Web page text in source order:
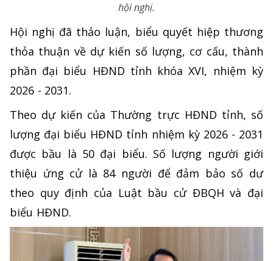
hội nghị.
Hội nghị đã thảo luận, biểu quyết hiệp thương
thỏa thuận về dự kiến số lượng, cơ cấu, thành
phần đại biểu HĐND tỉnh khóa XVI, nhiệm kỳ
2026 - 2031.
Theo dự kiến của Thường trực HĐND tỉnh, số
lượng đại biểu HĐND tỉnh nhiệm kỳ 2026 - 2031
được bầu là 50 đại biểu. Số lượng người giới
thiệu ứng cử là 84 người để đảm bảo số dư
theo quy định của Luật bầu cử ĐBQH và đại
biểu HĐND.